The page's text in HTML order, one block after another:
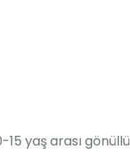
yaş arası gönüllü